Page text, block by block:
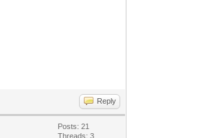
Reply
Posts: 21
Threads: 3